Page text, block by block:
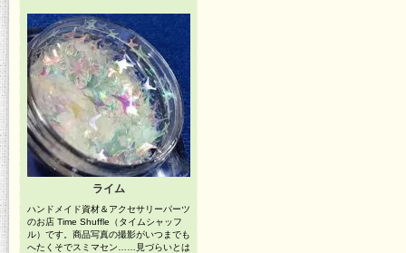
ライム
ハンドメイド資材＆アクセサリーパーツ
のお店 Time Shuffle（タイムシャッフ
ル）です。商品写真の撮影がいつまでも
へたくそでスミマセン……見づらいとは